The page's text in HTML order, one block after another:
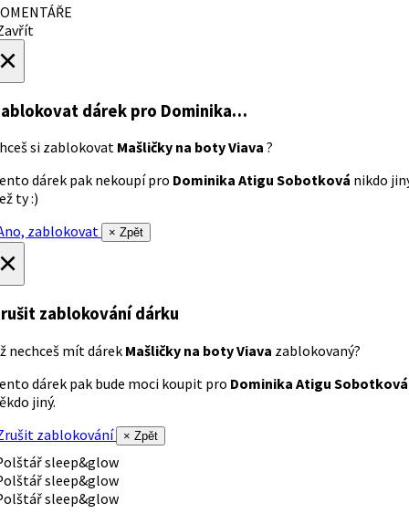
dárek pro Dominika…
si zablokovat Mašličky na boty Viava ?
dárek pak nekoupí pro Dominika Atigu Sobotková nikdo
ty :)
zablokovat
× Zpět
zablokování dárku
nechceš mít dárek Mašličky na boty Viava zablokovaný?
dárek pak bude moci koupit pro Dominika Atigu Sobotková
jiný.
zablokování
× Zpět